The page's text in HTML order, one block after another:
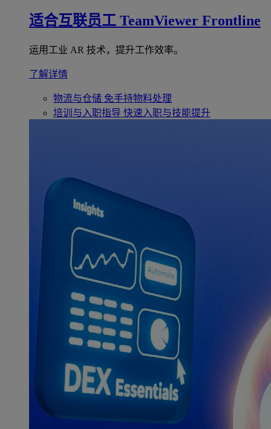
适合互联员工 TeamViewer Frontline
运用工业 AR 技术，提升工作效率。
了解详情
物流与仓储 免手持物料处理
培训与入职指导 快速入职与技能提升